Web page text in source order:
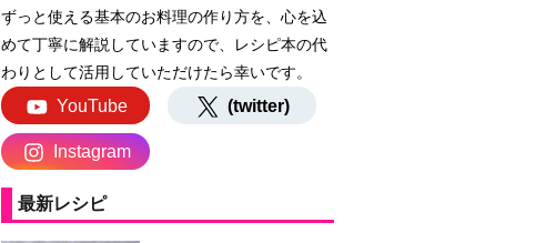
ずっと使える基本のお料理の作り方を、心を込
めて丁寧に解説していますので、レシピ本の代
わりとして活用していただけたら幸いです。
YouTube (twitter)
Instagram
最新レシピ